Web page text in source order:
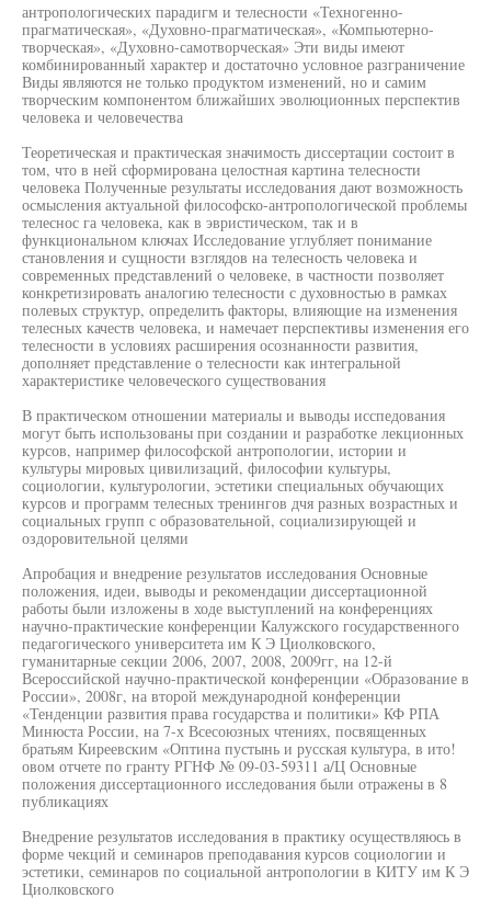
антропологических парадигм и телесности «Техногенно-
прагматическая», «Духовно-прагматическая», «Компьютерно-
творческая», «Духовно-самотворческая» Эти виды имеют
комбинированный характер и достаточно условное разграничение
Виды являются не только продуктом изменений, но и самим
творческим компонентом ближайших эволюционных перспектив
человека и человечества
Теоретическая и практическая значимость диссертации состоит в
том, что в ней сформирована целостная картина телесности
человека Полученные результаты исследования дают возможность
осмысления актуальной философско-антропологической проблемы
телеснос га человека, как в эвристическом, так и в
функциональном ключах Исследование углубляет понимание
становления и сущности взглядов на телесность человека и
современных представлений о человеке, в частности позволяет
конкретизировать аналогию телесности с духовностью в рамках
полевых структур, определить факторы, влияющие на изменения
телесных качеств человека, и намечает перспективы изменения его
телесности в условиях расширения осознанности развития,
дополняет представление о телесности как интегральной
характеристике человеческого существования
В практическом отношении материалы и выводы исспедования
могут быть использованы при создании и разработке лекционных
курсов, например философской антропологии, истории и
культуры мировых цивилизаций, философии культуры,
социологии, культурологии, эстетики специальных обучающих
курсов и программ телесных тренингов дчя разных возрастных и
социальных групп с образовательной, социализирующей и
оздоровительной целями
Апробация и внедрение результатов исследования Основные
положения, идеи, выводы и рекомендации диссертационной
работы были изложены в ходе выступлений на конференциях
научно-практические конференции Калужского государственного
педагогического университета им К Э Циолковского,
гуманитарные секции 2006, 2007, 2008, 2009гг, на 12-й
Всероссийской научно-практической конференции «Образование в
России», 2008г, на второй международной конференции
«Тенденции развития права государства и политики» КФ РПА
Минюста России, на 7-х Всесоюзных чтениях, посвященных
братьям Киреевским «Оптина пустынь и русская культура, в ито!
овом отчете по гранту РГНФ № 09-03-59311 а/Ц Основные
положения диссертационного исследования были отражены в 8
публикациях
Внедрение результатов исследования в практику осуществляюсь в
форме чекций и семинаров преподавания курсов социологии и
эстетики, семинаров по социальной антропологии в КИТУ им К Э
Циолковского